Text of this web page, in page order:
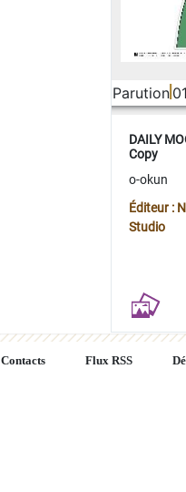
Parution
DAILY
Copy
o-okun
Éditeur :
Studio
Contacts Flux RSS